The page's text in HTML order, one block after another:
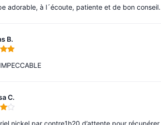
adorable, à l´écoute, patiente et de bon
B.
sur 5
C.
sur 5